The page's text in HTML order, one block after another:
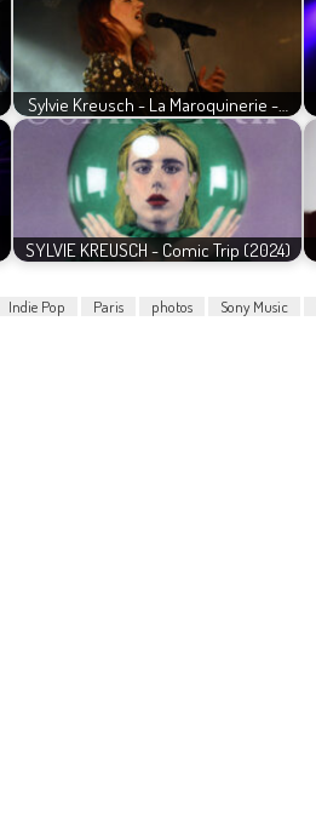
Sylvie Kreusch - La Maroquinerie -…
SYLVIE KREUSCH - Comic Trip (2024)
Indie Pop Paris photos Sony Music